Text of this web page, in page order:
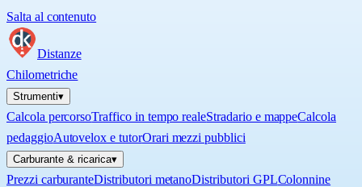
Salta al contenuto
Distanze
Chilometriche
Strumenti▾
Calcola percorsoTraffico in tempo realeStradario e mappeCalcola
pedaggioAutovelox e tutorOrari mezzi pubblici
Carburante & ricarica▾
Prezzi carburanteDistributori metanoDistributori GPLColonnine